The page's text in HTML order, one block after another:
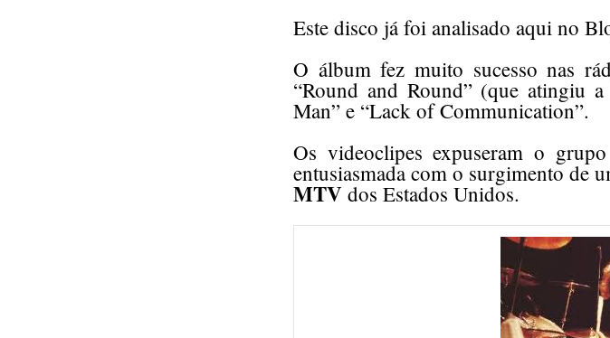
Este disco já foi analisado aqui no
O álbum fez muito sucesso nas
“Round and Round” (que atingiu
Man” e “Lack of Communication”.
Os videoclipes expuseram o
entusiasmada com o surgimento de
MTV dos Estados Unidos.